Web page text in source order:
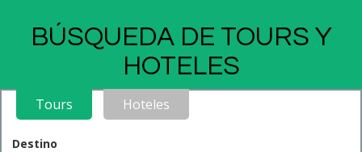
BÚSQUEDA DE TOURS Y
HOTELES
Tours Hoteles
Destino